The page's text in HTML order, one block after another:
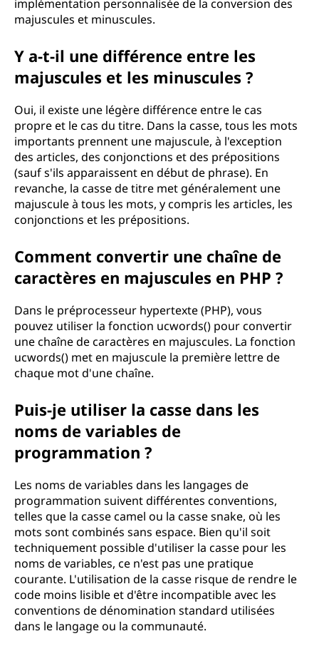
implémentation personnalisée de la conversion des
majuscules et minuscules.
Y a-t-il une différence entre les
majuscules et les minuscules ?
Oui, il existe une légère différence entre le cas
propre et le cas du titre. Dans la casse, tous les mots
importants prennent une majuscule, à l'exception
des articles, des conjonctions et des prépositions
(sauf s'ils apparaissent en début de phrase). En
revanche, la casse de titre met généralement une
majuscule à tous les mots, y compris les articles, les
conjonctions et les prépositions.
Comment convertir une chaîne de
caractères en majuscules en PHP ?
Dans le préprocesseur hypertexte (PHP), vous
pouvez utiliser la fonction ucwords() pour convertir
une chaîne de caractères en majuscules. La fonction
ucwords() met en majuscule la première lettre de
chaque mot d'une chaîne.
Puis-je utiliser la casse dans les
noms de variables de
programmation ?
Les noms de variables dans les langages de
programmation suivent différentes conventions,
telles que la casse camel ou la casse snake, où les
mots sont combinés sans espace. Bien qu'il soit
techniquement possible d'utiliser la casse pour les
noms de variables, ce n'est pas une pratique
courante. L'utilisation de la casse risque de rendre le
code moins lisible et d'être incompatible avec les
conventions de dénomination standard utilisées
dans le langage ou la communauté.